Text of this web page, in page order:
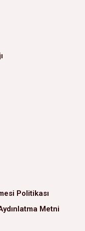
Politikası
Metni